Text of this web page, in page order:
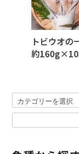
トビウオの
約